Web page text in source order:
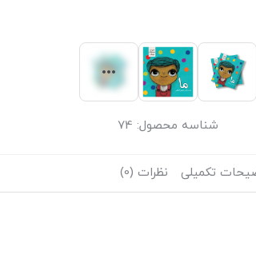
شناسه محصول: 74
تکمیلی نظرات (0)